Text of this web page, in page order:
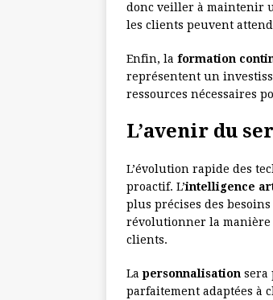
donc veiller à maintenir
les clients peuvent
Enfin, la formation
représentent un
ressources nécessaires
L’avenir du
L’évolution rapide des
proactif. L’intelligence
plus précises des
révolutionner la manière
clients.
La personnalisation sera
parfaitement adaptées à